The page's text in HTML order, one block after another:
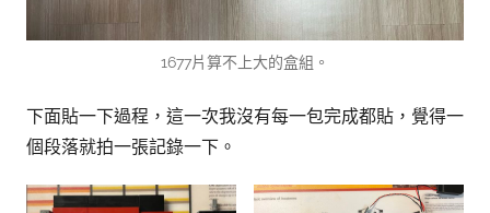
1677片算不上大的盒組。
下面貼一下過程，這一次我沒有每一包完成都貼，覺得一
個段落就拍一張記錄一下。